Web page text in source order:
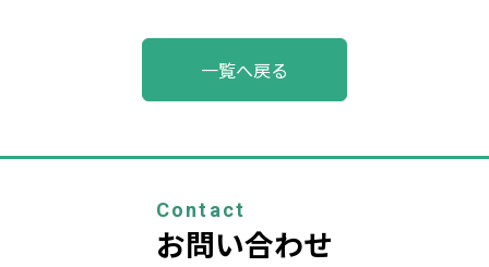
ー
一覧へ戻る
Contact
お問い合わせ